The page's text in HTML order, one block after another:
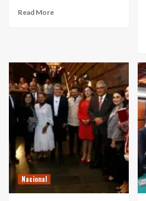
Read More
Nacional